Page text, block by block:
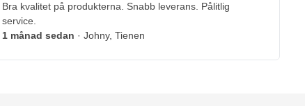
Bra kvalitet på produkterna. Snabb leverans. Pålitlig
service.
1 månad sedan · Johny, Tienen